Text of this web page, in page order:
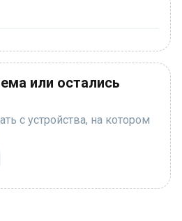
или остались
с устройства, на котором